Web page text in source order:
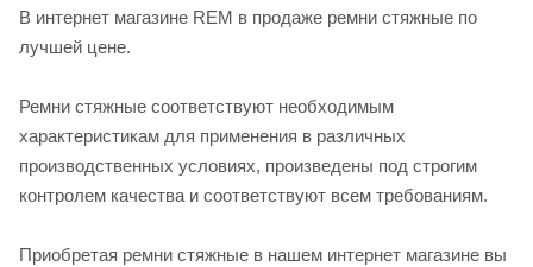
В интернет магазине REM в продаже ремни стяжные по
лучшей цене.
Ремни стяжные соответствуют необходимым
характеристикам для применения в различных
производственных условиях, произведены под строгим
контролем качества и соответствуют всем требованиям.
Приобретая ремни стяжные в нашем интернет магазине вы